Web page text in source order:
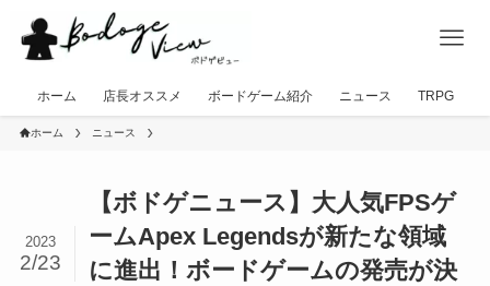
ホーム 店長オススメ ボードゲーム紹介 ニュース TRPG
ホーム ニュース
【ボドゲニュース】大人気FPSゲ
ームApex Legendsが新たな領域
に進出！ボードゲームの発売が決
2023
2/23